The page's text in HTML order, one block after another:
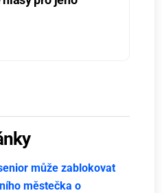
může zablokovat
městečka o